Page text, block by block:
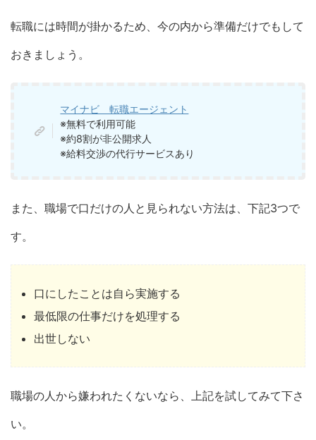
転職には時間が掛かるため、今の内から準備だけでもして
おきましょう。
マイナビ 転職エージェント
※無料で利用可能
※約8割が非公開求人
※給料交渉の代行サービスあり
また、職場で口だけの人と見られない方法は、下記3つで
す。
口にしたことは自ら実施する
最低限の仕事だけを処理する
出世しない
職場の人から嫌われたくないなら、上記を試してみて下さ
い。